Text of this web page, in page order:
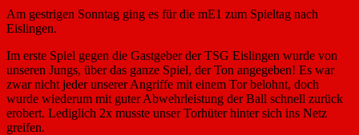
Am gestrigen Sonntag ging es für die mE1 zum Spieltag nach
Eislingen.
Im erste Spiel gegen die Gastgeber der TSG Eislingen wurde von
unseren Jungs, über das ganze Spiel, der Ton angegeben! Es war
zwar nicht jeder unserer Angriffe mit einem Tor belohnt, doch
wurde wiederum mit guter Abwehrleistung der Ball schnell zurück
erobert. Lediglich 2x musste unser Torhüter hinter sich ins Netz
greifen.